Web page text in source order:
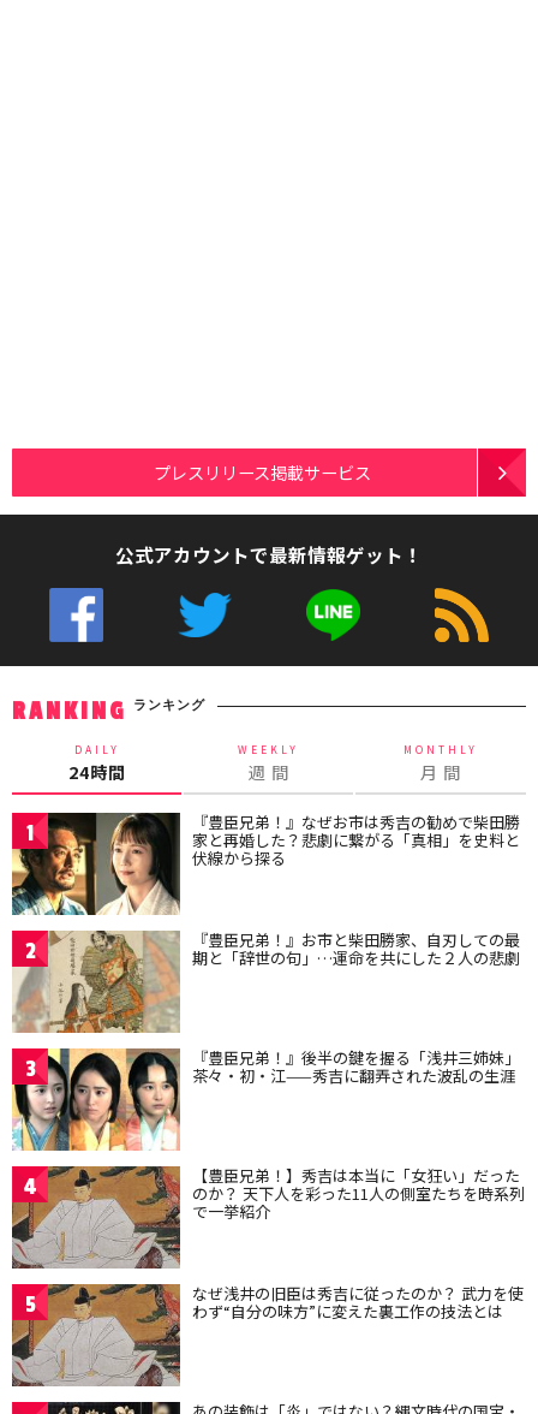
プレスリリース掲載サービス
公式アカウントで最新情報ゲット！
RANKING ランキング
DAILY
24時間
WEEKLY
週 間
MONTHLY
月 間
1 『豊臣兄弟！』なぜお市は秀吉の勧めで柴田勝
家と再婚した？悲劇に繋がる「真相」を史料と
伏線から探る
2 『豊臣兄弟！』お市と柴田勝家、自刃しての最
期と「辞世の句」…運命を共にした２人の悲劇
3 『豊臣兄弟！』後半の鍵を握る「浅井三姉妹」
茶々・初・江——秀吉に翻弄された波乱の生涯
4 【豊臣兄弟！】秀吉は本当に「女狂い」だった
のか？ 天下人を彩った11人の側室たちを時系列
で一挙紹介
5 なぜ浅井の旧臣は秀吉に従ったのか？ 武力を使
わず“自分の味方”に変えた裏工作の技法とは